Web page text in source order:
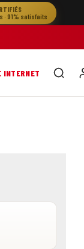
· 91% satisfaits
INTERNET